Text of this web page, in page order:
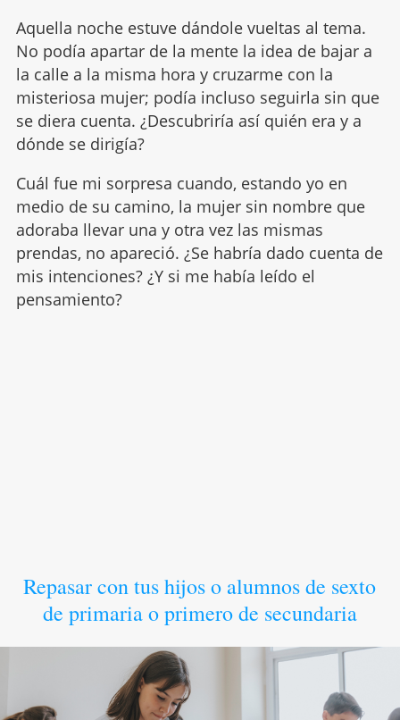
Aquella noche estuve dándole vueltas al tema.
No podía apartar de la mente la idea de bajar a
la calle a la misma hora y cruzarme con la
misteriosa mujer; podía incluso seguirla sin que
se diera cuenta. ¿Descubriría así quién era y a
dónde se dirigía?
Cuál fue mi sorpresa cuando, estando yo en
medio de su camino, la mujer sin nombre que
adoraba llevar una y otra vez las mismas
prendas, no apareció. ¿Se habría dado cuenta de
mis intenciones? ¿Y si me había leído el
pensamiento?
Repasar con tus hijos o alumnos de sexto
de primaria o primero de secundaria